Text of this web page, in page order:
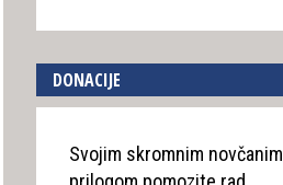
DONACIJE
Svojim skromnim novčanim